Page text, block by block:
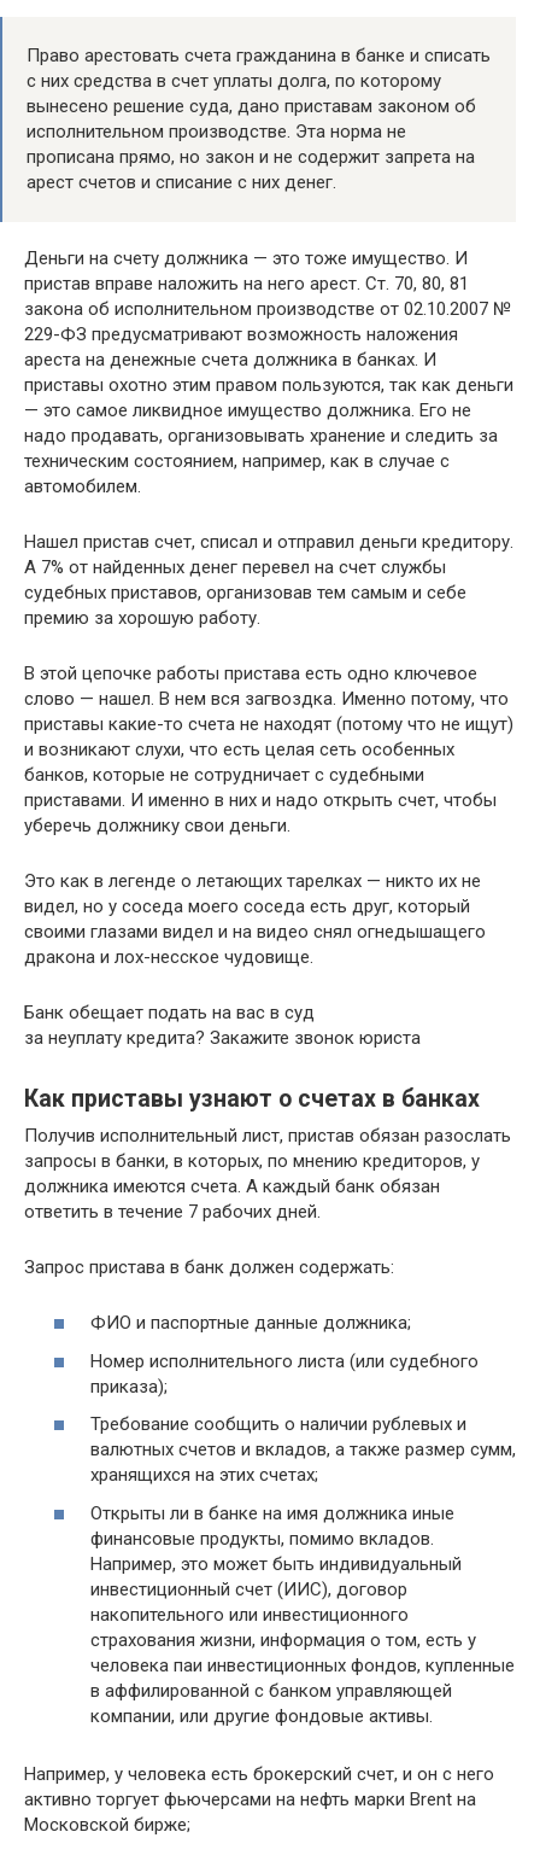
Право арестовать счета гражданина в банке и списать
с них средства в счет уплаты долга, по которому
вынесено решение суда, дано приставам законом об
исполнительном производстве. Эта норма не
прописана прямо, но закон и не содержит запрета на
арест счетов и списание с них денег.
Деньги на счету должника — это тоже имущество. И
пристав вправе наложить на него арест. Ст. 70, 80, 81
закона об исполнительном производстве от 02.10.2007 №
229-ФЗ предусматривают возможность наложения
ареста на денежные счета должника в банках. И
приставы охотно этим правом пользуются, так как деньги
— это самое ликвидное имущество должника. Его не
надо продавать, организовывать хранение и следить за
техническим состоянием, например, как в случае с
автомобилем.
Нашел пристав счет, списал и отправил деньги кредитору.
А 7% от найденных денег перевел на счет службы
судебных приставов, организовав тем самым и себе
премию за хорошую работу.
В этой цепочке работы пристава есть одно ключевое
слово — нашел. В нем вся загвоздка. Именно потому, что
приставы какие-то счета не находят (потому что не ищут)
и возникают слухи, что есть целая сеть особенных
банков, которые не сотрудничает с судебными
приставами. И именно в них и надо открыть счет, чтобы
уберечь должнику свои деньги.
Это как в легенде о летающих тарелках — никто их не
видел, но у соседа моего соседа есть друг, который
своими глазами видел и на видео снял огнедышащего
дракона и лох-несское чудовище.
Банк обещает подать на вас в суд
за неуплату кредита? Закажите звонок юриста
Как приставы узнают о счетах в банках
Получив исполнительный лист, пристав обязан разослать
запросы в банки, в которых, по мнению кредиторов, у
должника имеются счета. А каждый банк обязан
ответить в течение 7 рабочих дней.
Запрос пристава в банк должен содержать:
ФИО и паспортные данные должника;
Номер исполнительного листа (или судебного
приказа);
Требование сообщить о наличии рублевых и
валютных счетов и вкладов, а также размер сумм,
хранящихся на этих счетах;
Открыты ли в банке на имя должника иные
финансовые продукты, помимо вкладов.
Например, это может быть индивидуальный
инвестиционный счет (ИИС), договор
накопительного или инвестиционного
страхования жизни, информация о том, есть у
человека паи инвестиционных фондов, купленные
в аффилированной с банком управляющей
компании, или другие фондовые активы.
Например, у человека есть брокерский счет, и он с него
активно торгует фьючерсами на нефть марки Brent на
Московской бирже;